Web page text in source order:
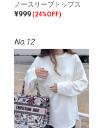
ノースリーブトップス
¥999 (24%OFF)
No.12